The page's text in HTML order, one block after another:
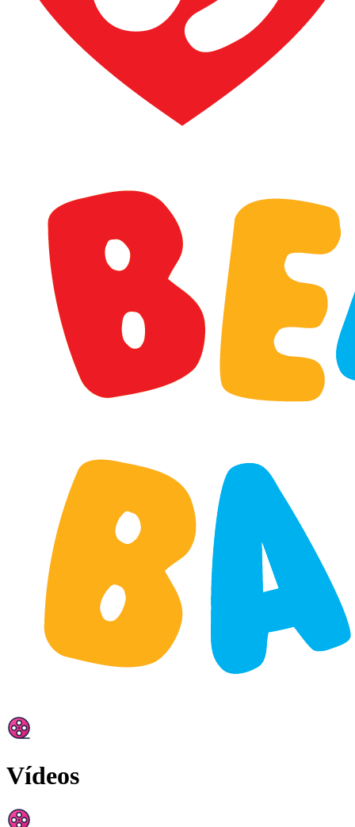
Vídeos